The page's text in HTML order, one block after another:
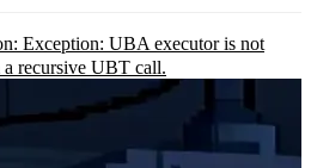
Exception: UBA executor is not
recursive UBT call.